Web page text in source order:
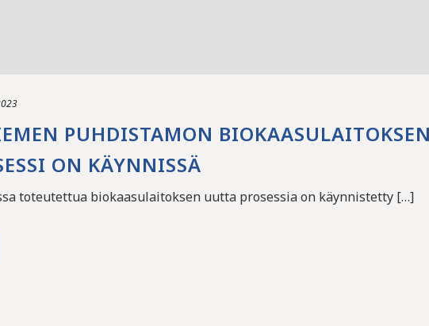
PUHDISTAMON BIOKAASULAITOKSEN
ON KÄYNNISSÄ
toteutettua biokaasulaitoksen uutta prosessia on käynnistetty […]